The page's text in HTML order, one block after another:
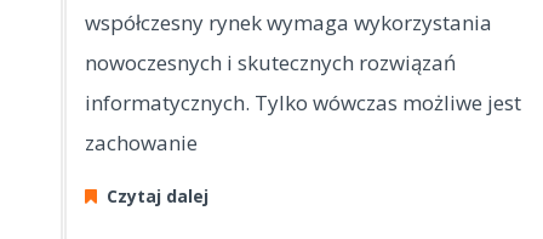
współczesny rynek wymaga wykorzystania
nowoczesnych i skutecznych rozwiązań
informatycznych. Tylko wówczas możliwe jest
zachowanie
Czytaj dalej